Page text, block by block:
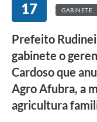
17 GABINETE
Prefeito
gabinete o
Cardoso que
Agro Afubra, a
agricultura